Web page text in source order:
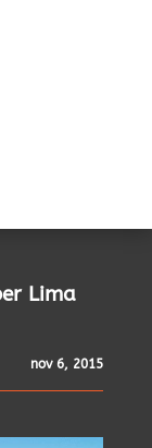
Lima
nov 6, 2015